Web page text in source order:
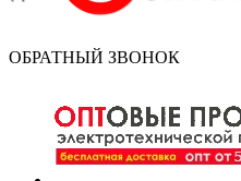
ОБРАТНЫЙ ЗВОНОК